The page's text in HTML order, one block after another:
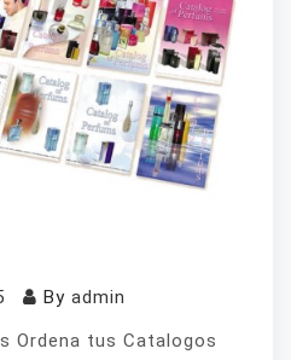
By admin
Ordena tus Catalogos